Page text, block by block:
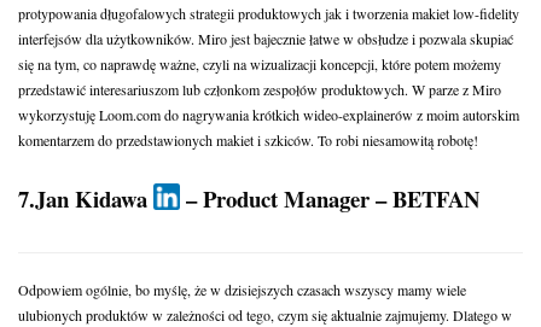
protypowania długofalowych strategii produktowych jak i tworzenia makiet low-fidelity
interfejsów dla użytkowników. Miro jest bajecznie łatwe w obsłudze i pozwala skupiać
się na tym, co naprawdę ważne, czyli na wizualizacji koncepcji, które potem możemy
przedstawić interesariuszom lub członkom zespołów produktowych. W parze z Miro
wykorzystuję Loom.com do nagrywania krótkich wideo-explainerów z moim autorskim
komentarzem do przedstawionych makiet i szkiców. To robi niesamowitą robotę!
7.Jan Kidawa – Product Manager – BETFAN
Odpowiem ogólnie, bo myślę, że w dzisiejszych czasach wszyscy mamy wiele
ulubionych produktów w zależności od tego, czym się aktualnie zajmujemy. Dlatego w